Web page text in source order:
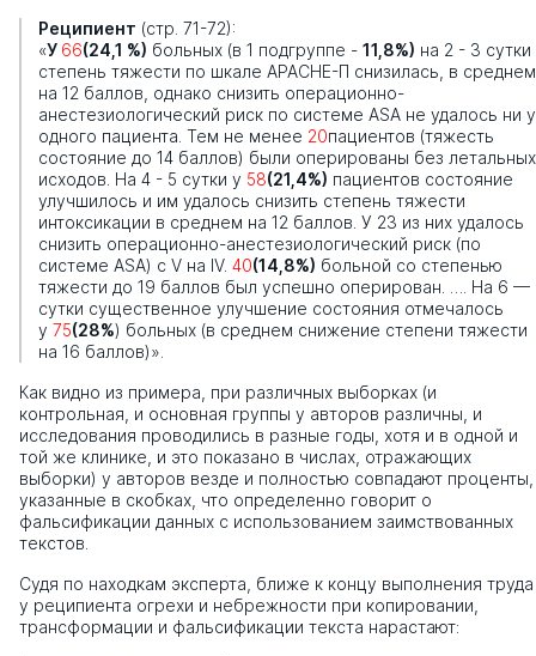
Реципиент (стр. 71-72):
«У 66(24,1 %) больных (в 1 подгруппе - 11,8%) на 2 - 3 сутки
степень тяжести по шкале АРАСНЕ-П снизилась, в среднем
на 12 баллов, однако снизить операционно-
анестезиологический риск по системе ASA не удалось ни у
одного пациента. Тем не менее 20пациентов (тяжесть
состояние до 14 баллов) были оперированы без летальных
исходов. На 4 - 5 сутки у 58(21,4%) пациентов состояние
улучшилось и им удалось снизить степень тяжести
интоксикации в среднем на 12 баллов. У 23 из них удалось
снизить операционно-анестезиологический риск (по
системе ASA) с V на IV. 40(14,8%) больной со степенью
тяжести до 19 баллов был успешно оперирован. …. На 6 —
сутки существенное улучшение состояния отмечалось
у 75(28%) больных (в среднем снижение степени тяжести
на 16 баллов)».
Как видно из примера, при различных выборках (и
контрольная, и основная группы у авторов различны, и
исследования проводились в разные годы, хотя и в одной и
той же клинике, и это показано в числах, отражающих
выборки) у авторов везде и полностью совпадают проценты,
указанные в скобках, что определенно говорит о
фальсификации данных с использованием заимствованных
текстов.
Судя по находкам эксперта, ближе к концу выполнения труда
у реципиента огрехи и небрежности при копировании,
трансформации и фальсификации текста нарастают: